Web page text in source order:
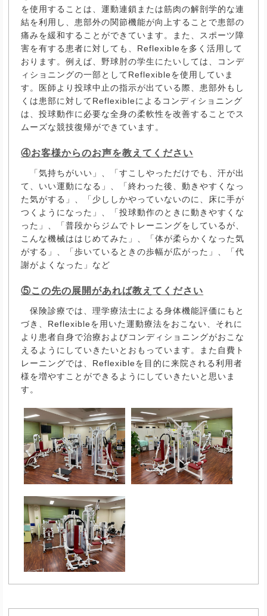
を使用することは、運動連鎖または筋肉の解剖学的な連
結を利用し、患部外の関節機能が向上することで患部の
痛みを緩和することができています。また、スポーツ障
害を有する患者に対しても、Reflexibleを多く活用して
おります。例えば、野球肘の学生にたいしては、コンデ
ィショニングの一部としてReflexibleを使用していま
す。医師より投球中止の指示が出ている際、患部外もし
くは患部に対してReflexibleによるコンディショニング
は、投球動作に必要な全身の柔軟性を改善することでス
ムーズな競技復帰ができています。
④お客様からのお声を教えてください
「気持ちがいい」、「すこしやっただけでも、汗が出
て、いい運動になる」、「終わった後、動きやすくなっ
た気がする」、「少ししかやっていないのに、床に手が
つくようになった」、「投球動作のときに動きやすくな
った」、「普段からジムでトレーニングをしているが、
こんな機械ははじめてみた」、「体が柔らかくなった気
がする」、「歩いているときの歩幅が広がった」、「代
謝がよくなった」など
⑤この先の展開があれば教えてください
保険診療では、理学療法士による身体機能評価にもと
づき、Reflexibleを用いた運動療法をおこない、それに
より患者自身で治療およびコンディショニングがおこな
えるようにしていきたいとおもっています。また自費ト
レーニングでは、Reflexibleを目的に来院される利用者
様を増やすことができるようにしていきたいと思いま
す。